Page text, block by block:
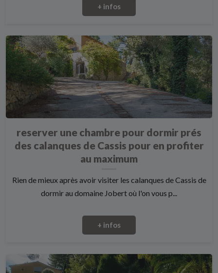
+ infos
reserver une chambre pour dormir prés
des calanques de Cassis pour en profiter
au maximum
Rien de mieux après avoir visiter les calanques de Cassis de
dormir au domaine Jobert où l'on vous p...
+ infos